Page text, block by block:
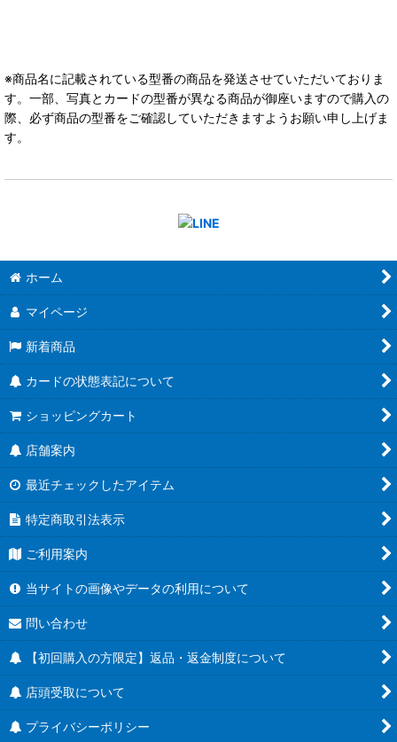
※商品名に記載されている型番の商品を発送させていただいておりま
す。一部、写真とカードの型番が異なる商品が御座いますので購入の
際、必ず商品の型番をご確認していただきますようお願い申し上げま
す。
ホーム
マイページ
新着商品
カードの状態表記について
ショッピングカート
店舗案内
最近チェックしたアイテム
特定商取引法表示
ご利用案内
当サイトの画像やデータの利用について
問い合わせ
【初回購入の方限定】返品・返金制度について
店頭受取について
プライバシーポリシー